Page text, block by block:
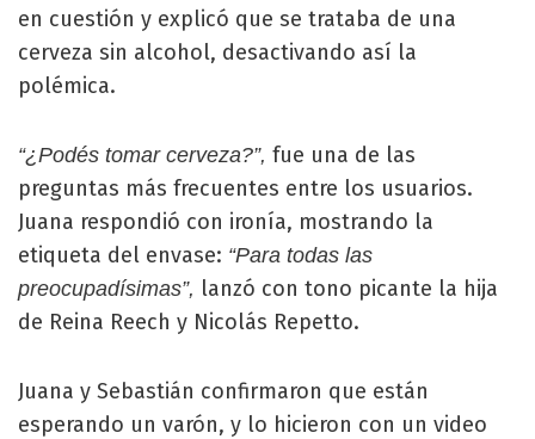
en cuestión y explicó que se trataba de una
cerveza sin alcohol, desactivando así la
polémica.
“¿Podés tomar cerveza?”, fue una de las
preguntas más frecuentes entre los usuarios.
Juana respondió con ironía, mostrando la
etiqueta del envase: “Para todas las
preocupadísimas”, lanzó con tono picante la hija
de Reina Reech y Nicolás Repetto.
Juana y Sebastián confirmaron que están
esperando un varón, y lo hicieron con un video